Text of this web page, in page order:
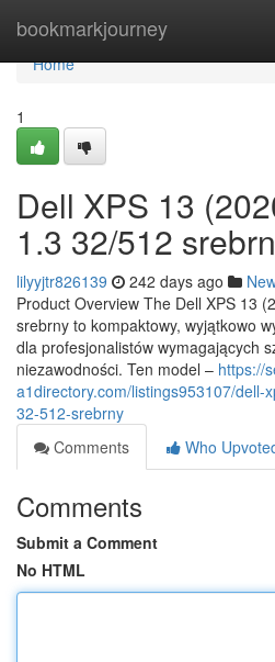
bookmarkjourney
Home
Home
1
Dell XPS 13
1.3 32/512
lilyyjtr826139 242 days ago
Product Overview The Dell XPS 13
srebrny to kompaktowy, wyjątkowo
dla profesjonalistów wymagających
niezawodności. Ten model – https://
a1directory.com/listings953107/dell-
32-512-srebrny
Comments
Who
Comments
Submit a Comment
No HTML